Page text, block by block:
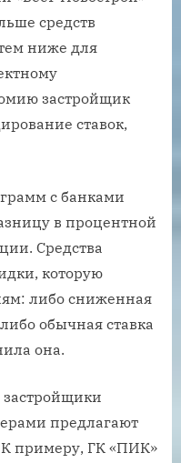
средств
ниже для
застройщик
ставок,
с банками
в процентной
Средства
которую
либо сниженная
обычная ставка
она.
застройщики
предлагают
примеру, ГК «ПИК»